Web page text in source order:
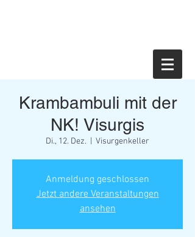
Krambambuli mit der
NK! Visurgis
Di., 12. Dez. Visurgenkeller
Anmeldung geschlossen
Jetzt andere Veranstaltungen
ansehen